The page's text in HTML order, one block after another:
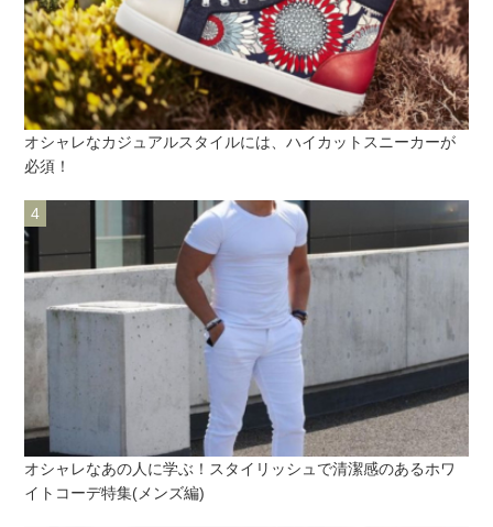
オシャレなカジュアルスタイルには、ハイカットスニーカーが
必須！
オシャレなあの人に学ぶ！スタイリッシュで清潔感のあるホワ
イトコーデ特集(メンズ編)